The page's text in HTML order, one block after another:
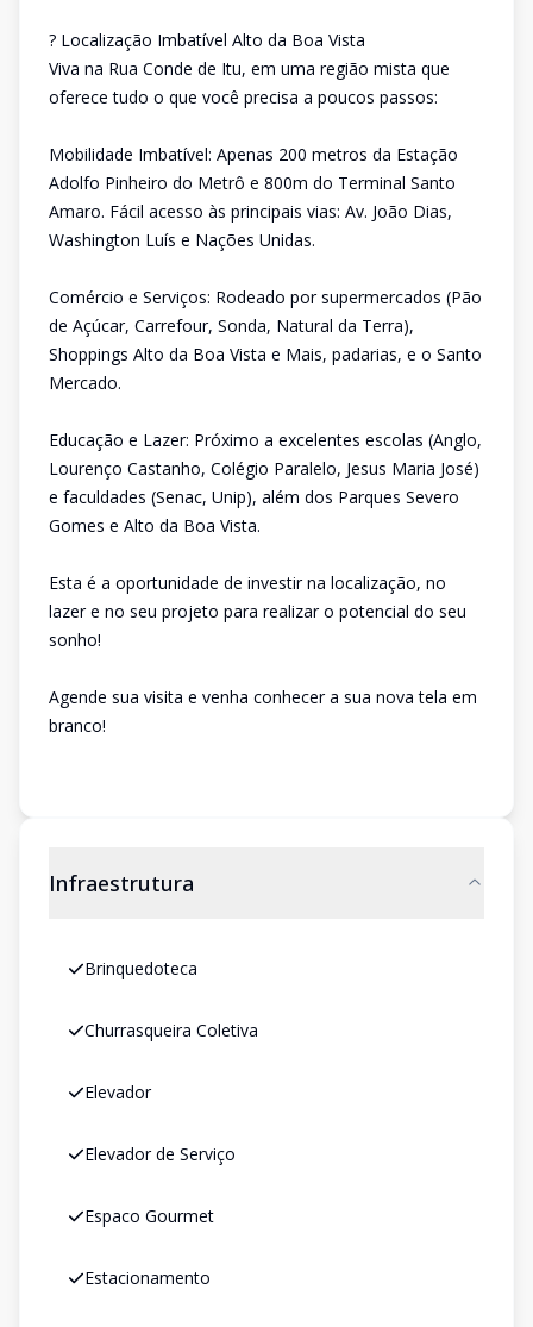
? Localização Imbatível Alto da Boa Vista
Viva na Rua Conde de Itu, em uma região mista que
oferece tudo o que você precisa a poucos passos:
Mobilidade Imbatível: Apenas 200 metros da Estação
Adolfo Pinheiro do Metrô e 800m do Terminal Santo
Amaro. Fácil acesso às principais vias: Av. João Dias,
Washington Luís e Nações Unidas.
Comércio e Serviços: Rodeado por supermercados (Pão
de Açúcar, Carrefour, Sonda, Natural da Terra),
Shoppings Alto da Boa Vista e Mais, padarias, e o Santo
Mercado.
Educação e Lazer: Próximo a excelentes escolas (Anglo,
Lourenço Castanho, Colégio Paralelo, Jesus Maria José)
e faculdades (Senac, Unip), além dos Parques Severo
Gomes e Alto da Boa Vista.
Esta é a oportunidade de investir na localização, no
lazer e no seu projeto para realizar o potencial do seu
sonho!
Agende sua visita e venha conhecer a sua nova tela em
branco!
Infraestrutura
Brinquedoteca
Churrasqueira Coletiva
Elevador
Elevador de Serviço
Espaco Gourmet
Estacionamento